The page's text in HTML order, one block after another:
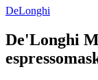
DeLonghi
De'Longhi